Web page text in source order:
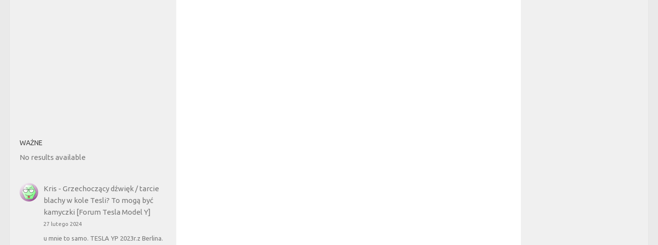
WAŻNE
No results available
Kris - Grzechoczący dźwięk / tarcie
blachy w kole Tesli? To mogą być
kamyczki [Forum Tesla Model Y]
27 lutego 2024
u mnie to samo. TESLA YP 2023r.z Berlina.